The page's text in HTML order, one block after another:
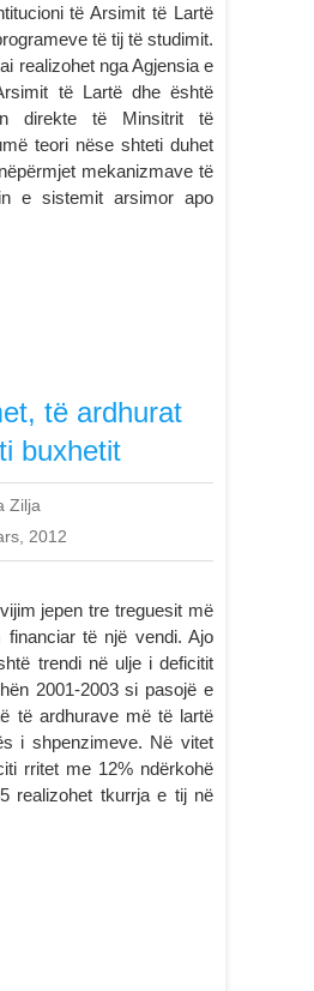
të Arsimit të Lartë
të tij të studimit.
realizohet nga Agjensia e
të Lartë dhe është
direkte të Minsitrit të
teori nëse shteti duhet
mekanizmave të
e sistemit arsimor apo
të ardhurat
buxhetit
Zilja
2012
jepen tre treguesit më
financiar të një vendi. Ajo
trendi në ulje i deficitit
2001-2003 si pasojë e
të ardhurave më të lartë
i shpenzimeve. Në vitet
rritet me 12% ndërkohë
realizohet tkurrja e tij në